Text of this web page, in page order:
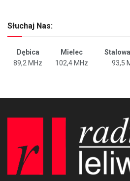
Słuchaj Nas:
Dębica Mielec
89,2 MHz
102,4 MHz 93,5